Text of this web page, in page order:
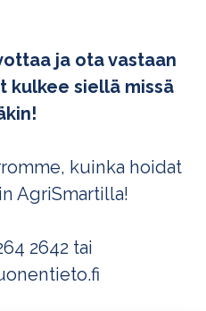
ja ota vastaan
kulkee siellä missä
kuinka hoidat
AgriSmartilla!
2642 tai